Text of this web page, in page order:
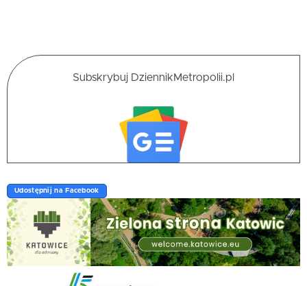
Subskrybuj DziennikMetropolii.pl
Udostępnij na Facebook